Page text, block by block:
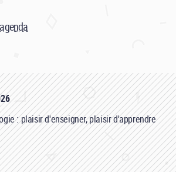
: plaisir d'enseigner, plaisir d'apprendre